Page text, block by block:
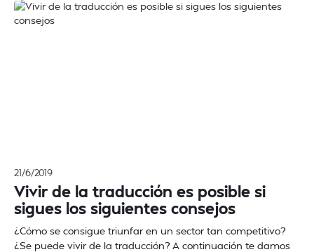
21/6/2019
Vivir de la traducción es posible si
sigues los siguientes consejos
¿Cómo se consigue triunfar en un sector tan competitivo?
¿Se puede vivir de la traducción? A continuación te damos